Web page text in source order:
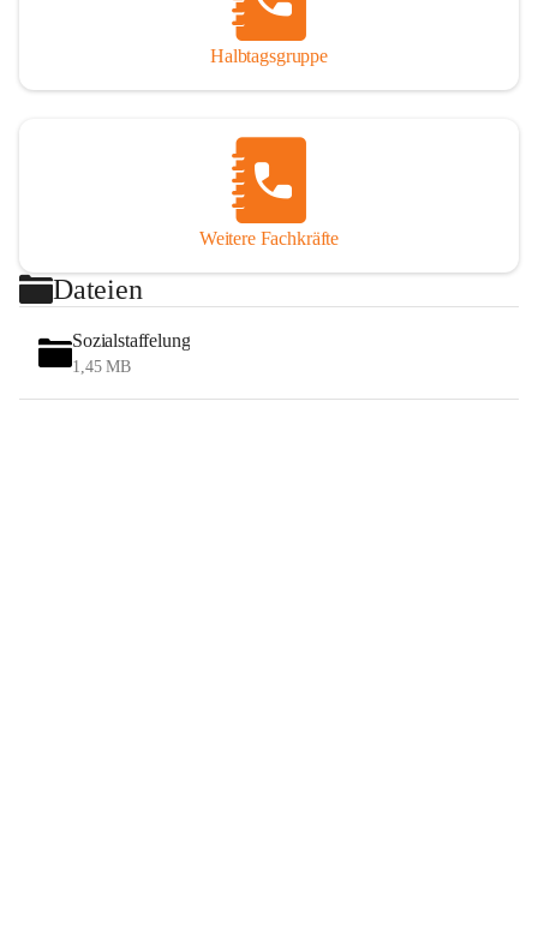
Halbtagsgruppe
Weitere Fachkräfte
Dateien
Sozialstaffelung
1,45 MB